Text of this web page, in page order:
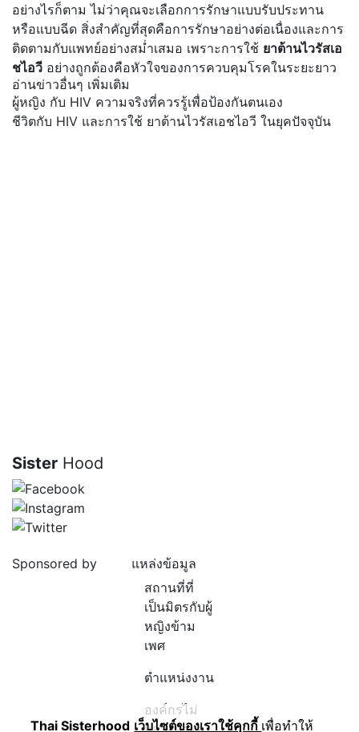
อย่างไรก็ตาม ไม่ว่าคุณจะเลือกการรักษาแบบรับประทาน
หรือแบบฉีด สิ่งสำคัญที่สุดคือการรักษาอย่างต่อเนื่องและการ
ติดตามกับแพทย์อย่างสม่ำเสมอ เพราะการใช้ ยาต้านไวรัสเอ
ชไอวี อย่างถูกต้องคือหัวใจของการควบคุมโรคในระยะยาว
อ่านข่าวอื่นๆ เพิ่มเติม
ผู้หญิง กับ HIV ความจริงที่ควรรู้เพื่อป้องกันตนเอง
ชีวิตกับ HIV และการใช้ ยาต้านไวรัสเอชไอวี ในยุคปัจจุบัน
Sister Hood
Sponsored by
แหล่งข้อมูล
สถานที่ที่
เป็นมิตรกับผู้
หญิงข้าม
เพศ
ตำแหน่งงาน
องค์กรไม่
Thai Sisterhood เว็บไซต์ของเราใช้คุกกี้ เพื่อทำให้